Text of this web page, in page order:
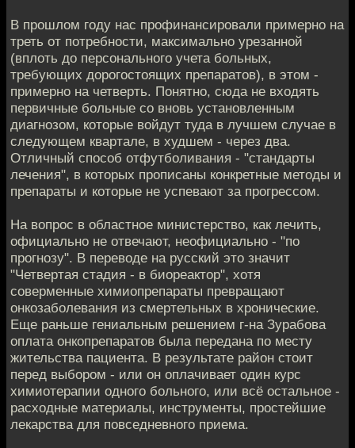
В прошлом году нас профинансировали примерно на
треть от потребности, максимально урезанной
(вплоть до персонального учета больных,
требующих дорогостоящих препаратов), в этом -
примерно на четверть. Понятно, сюда не входять
первичные больные со вновь установленным
диагнозом, которые войдут туда в лучшем случае в
следующем квартале, в худшем - через два.
Отличный способ отфутболивания - "стандарты
лечения", в которых прописаны конкретные методы и
препараты и которые не успевают за прогрессом.
На вопрос в областное министерство, как лечить,
официально не отвечают, неофициально - "по
прогнозу". В переводе на русский это значит
"Четвертая стадия - в биореактор", хотя
соверменные химиопрепараты превращают
онкозаболевания из смертельных в хронические.
Еще раньше гениальным решением г-на Зурабова
оплата онкопрепаратов была передана по месту
жительства пациента. В результате район стоит
перед выбором - или он оплачивает один курс
химиотерапии одного больного, или всё остальное -
расходные материалы, инструменты, простейшие
лекарства для повседневного приема.